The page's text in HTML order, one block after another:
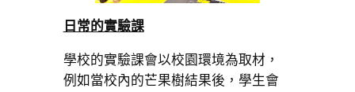
日常的實驗課
學校的實驗課會以校園環境為取材，
例如當校內的芒果樹結果後，學生會